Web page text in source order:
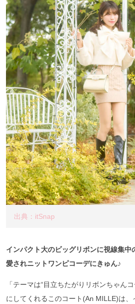
出典：itSnap
インパクト大のビッグリボンに視線集中
愛されニットワンピコーデにきゅん♪
「テーマは“目立ちたがりリボンちゃ
にしてくれるこのコート(An MILLE)は